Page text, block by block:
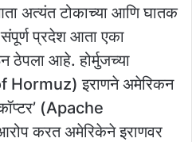
अत्यंत टोकाच्या आणि घातक
प्रदेश आता एका
ठेपला आहे. होर्मुजच्या
Hormuz) इराणने अमेरिकन
(Apache
करत अमेरिकेने इराणवर